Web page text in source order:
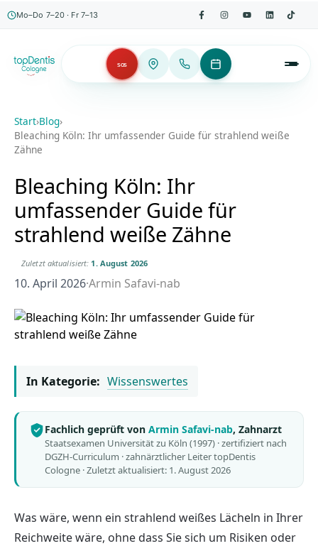
Mo–Do 7–20 · Fr 7–13
SOS
Start›Blog›
Bleaching Köln: Ihr umfassender Guide für strahlend weiße
Zähne
Bleaching Köln: Ihr
umfassender Guide für
strahlend weiße Zähne
Zuletzt aktualisiert: 1. August 2026
10. April 2026·Armin Safavi-nab
In Kategorie: Wissenswertes
Fachlich geprüft von Armin Safavi-nab, Zahnarzt
Staatsexamen Universität zu Köln (1997) · zertifiziert nach
DGZH-Curriculum · zahnärztlicher Leiter topDentis
Cologne ·Zuletzt aktualisiert: 1. August 2026
Was wäre, wenn ein strahlend weißes Lächeln in Ihrer
Reichweite wäre, ohne dass Sie sich um Risiken oder